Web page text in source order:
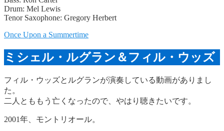
Drum: Mel Lewis
Tenor Saxophone: Gregory Herbert
Once Upon a Summertime
ミシェル・ルグラン＆フィル・ウッズ
フィル・ウッズとルグランが演奏している動画がありまし
た。
二人とももう亡くなったので、やはり聴きたいです。
2001年、モントリオール。